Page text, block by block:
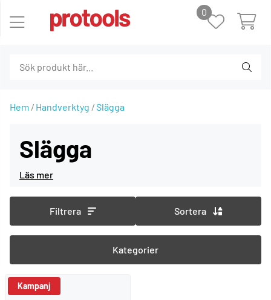
0
Hem Handverktyg Slägga
Slägga
Filtrera Sortera
Kategorier
Kampanj